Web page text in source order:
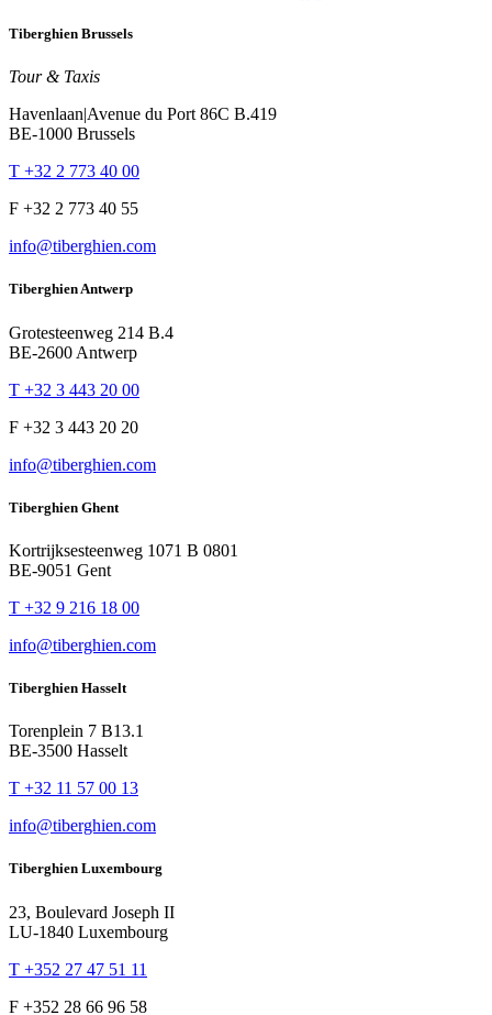
Tiberghien Brussels
Tour & Taxis
Havenlaan|Avenue du Port 86C B.419
BE-1000 Brussels
T +32 2 773 40 00
F +32 2 773 40 55
info@tiberghien.com
Tiberghien Antwerp
Grotesteenweg 214 B.4
BE-2600 Antwerp
T +32 3 443 20 00
F +32 3 443 20 20
info@tiberghien.com
Tiberghien Ghent
Kortrijksesteenweg 1071 B 0801
BE-9051 Gent
T +32 9 216 18 00
info@tiberghien.com
Tiberghien Hasselt
Torenplein 7 B13.1
BE-3500 Hasselt
T +32 11 57 00 13
info@tiberghien.com
Tiberghien Luxembourg
23, Boulevard Joseph II
LU-1840 Luxembourg
T +352 27 47 51 11
F +352 28 66 96 58